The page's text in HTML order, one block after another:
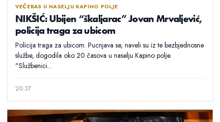
VEČERAS U NASELJU KAPINO POLJE
NIKŠIĆ: Ubijen “škaljarac” Jovan Mrvaljević,
policija traga za ubicom
Policija traga za ubicom. Pucnjava se, naveli su iz te bezbjednosne
službe, dogodila oko 20 časova u naselju Kapino polje.
"Službenici...
20:37